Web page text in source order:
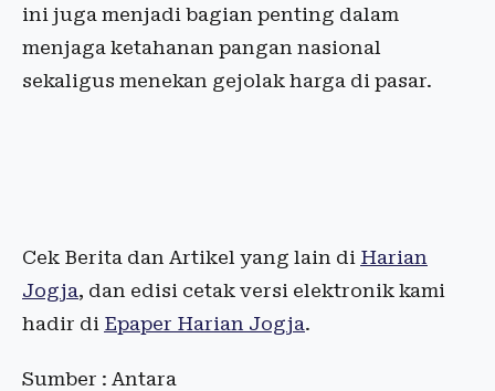
ini juga menjadi bagian penting dalam
menjaga ketahanan pangan nasional
sekaligus menekan gejolak harga di pasar.
Cek Berita dan Artikel yang lain di Harian
Jogja, dan edisi cetak versi elektronik kami
hadir di Epaper Harian Jogja.
Sumber : Antara